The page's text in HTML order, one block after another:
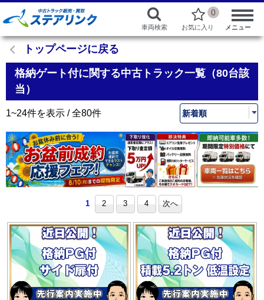
車両検索
0
お気に入り メニュー
トップページに戻る
格納ゲート付に関する中古トラック一覧（80台該
当）
1~24件を表示 / 全80件
1 2 3 4 次へ